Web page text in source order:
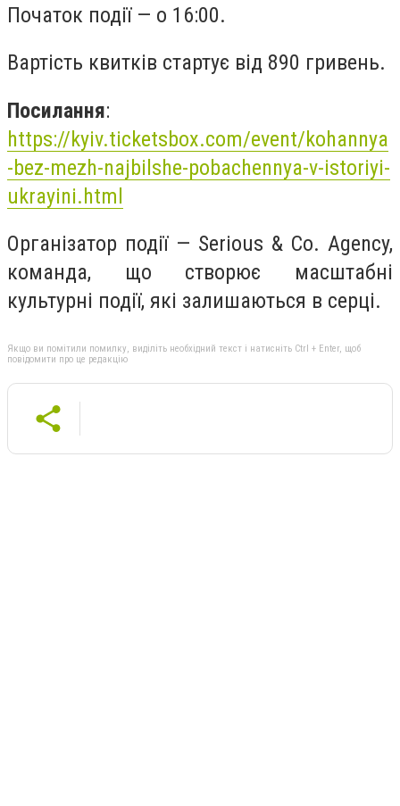
Початок події — о 16:00.
Вартість квитків стартує від 890 гривень.
Посилання:
https://kyiv.ticketsbox.com/event/kohannya
-bez-mezh-najbilshe-pobachennya-v-istoriyi-
ukrayini.html
Організатор події — Serious & Co. Agency,
команда, що створює масштабні
культурні події, які залишаються в серці.
Якщо ви помітили помилку, виділіть необхідний текст і натисніть Ctrl + Enter, щоб
повідомити про це редакцію